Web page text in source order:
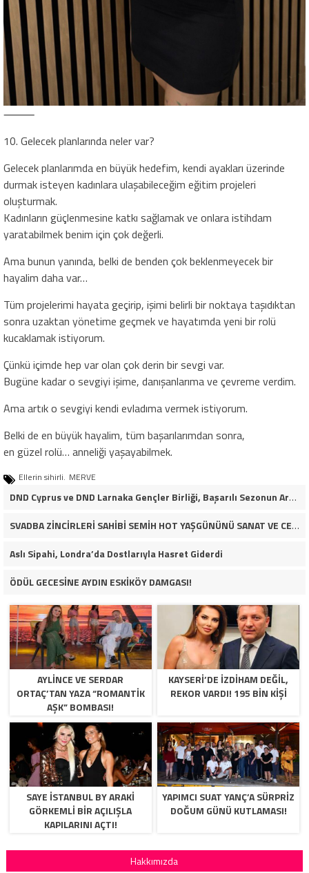
⸻
10. Gelecek planlarında neler var?
Gelecek planlarımda en büyük hedefim, kendi ayakları üzerinde
durmak isteyen kadınlara ulaşabileceğim eğitim projeleri
oluşturmak.
Kadınların güçlenmesine katkı sağlamak ve onlara istihdam
yaratabilmek benim için çok değerli.
Ama bunun yanında, belki de benden çok beklenmeyecek bir
hayalim daha var…
Tüm projelerimi hayata geçirip, işimi belirli bir noktaya taşıdıktan
sonra uzaktan yönetime geçmek ve hayatımda yeni bir rolü
kucaklamak istiyorum.
Çünkü içimde hep var olan çok derin bir sevgi var.
Bugüne kadar o sevgiyi işime, danışanlarıma ve çevreme verdim.
Ama artık o sevgiyi kendi evladıma vermek istiyorum.
Belki de en büyük hayalim, tüm başarılarımdan sonra,
en güzel rolü… anneliği yaşayabilmek.
Ellerin sihirli. MERVE
DND Cyprus ve DND Larnaka Gençler Birliği, Başarılı Sezonun Ardından İskele Belediyesi’nde Bir Araya Geldi
SVADBA ZİNCİRLERİ SAHİBİ SEMİH HOT YAŞGÜNÜNÜ SANAT VE CEMİYET DÜNYASININ ÜNLÜ İSİMLERİYLE KUTLADI!
Aslı Sipahi, Londra’da Dostlarıyla Hasret Giderdi
ÖDÜL GECESİNE AYDIN ESKİKÖY DAMGASI!
AYLİNCE VE SERDAR
ORTAÇ’TAN YAZA “ROMANTİK
AŞK” BOMBASI!
KAYSERİ’DE İZDİHAM DEĞİL,
REKOR VARDI! 195 BİN KİŞİ
SAYE İSTANBUL BY ARAKİ
GÖRKEMLİ BİR AÇILIŞLA
KAPILARINI AÇTI!
YAPIMCI SUAT YANÇ’A SÜRPRIZ
DOĞUM GÜNÜ KUTLAMASI!
Hakkımızda